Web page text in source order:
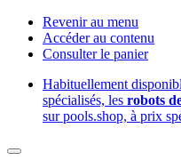
Revenir au menu
Accéder au contenu
Consulter le panier
Habituellement
spécialisés, les robots
sur pools.shop, à prix